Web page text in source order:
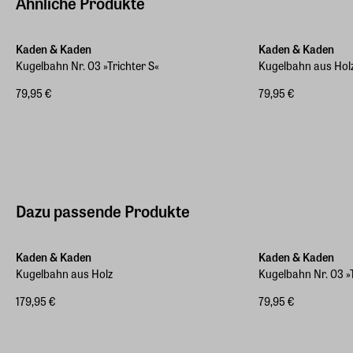
Kaden & Kaden
Kugelbahn Nr. 03 »Trichter S«
79,95 €
Kaden & Kaden
Kugelbahn aus
79,95 €
Dazu passende Produkte
Kaden & Kaden
Kugelbahn aus Holz
179,95 €
Kaden & Kaden
Kugelbahn Nr. 03
79,95 €